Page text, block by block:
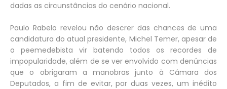
dadas as circunstâncias do cenário nacional.
Paulo Rabelo revelou não descrer das chances de uma
candidatura do atual presidente, Michel Temer, apesar de
o peemedebista vir batendo todos os recordes de
impopularidade, além de se ver envolvido com denúncias
que o obrigaram a manobras junto à Câmara dos
Deputados, a fim de evitar, por duas vezes, um inédito